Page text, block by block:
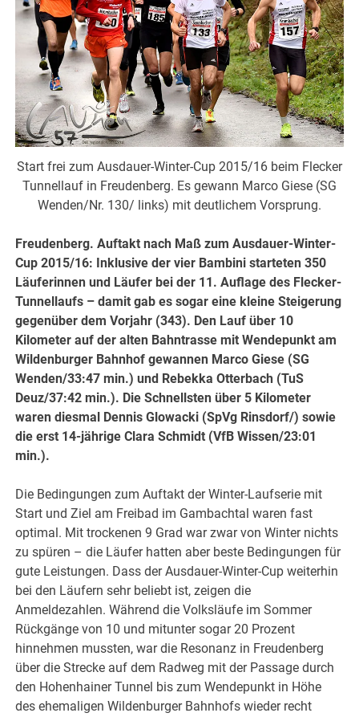
Start frei zum Ausdauer-Winter-Cup 2015/16 beim Flecker
Tunnellauf in Freudenberg. Es gewann Marco Giese (SG
Wenden/Nr. 130/ links) mit deutlichem Vorsprung.
Freudenberg. Auftakt nach Maß zum Ausdauer-Winter-
Cup 2015/16: Inklusive der vier Bambini starteten 350
Läuferinnen und Läufer bei der 11. Auflage des Flecker-
Tunnellaufs – damit gab es sogar eine kleine Steigerung
gegenüber dem Vorjahr (343). Den Lauf über 10
Kilometer auf der alten Bahntrasse mit Wendepunkt am
Wildenburger Bahnhof gewannen Marco Giese (SG
Wenden/33:47 min.) und Rebekka Otterbach (TuS
Deuz/37:42 min.). Die Schnellsten über 5 Kilometer
waren diesmal Dennis Glowacki (SpVg Rinsdorf/) sowie
die erst 14-jährige Clara Schmidt (VfB Wissen/23:01
min.).
Die Bedingungen zum Auftakt der Winter-Laufserie mit
Start und Ziel am Freibad im Gambachtal waren fast
optimal. Mit trockenen 9 Grad war zwar von Winter nichts
zu spüren – die Läufer hatten aber beste Bedingungen für
gute Leistungen. Dass der Ausdauer-Winter-Cup weiterhin
bei den Läufern sehr beliebt ist, zeigen die
Anmeldezahlen. Während die Volksläufe im Sommer
Rückgänge von 10 und mitunter sogar 20 Prozent
hinnehmen mussten, war die Resonanz in Freudenberg
über die Strecke auf dem Radweg mit der Passage durch
den Hohenhainer Tunnel bis zum Wendepunkt in Höhe
des ehemaligen Wildenburger Bahnhofs wieder recht